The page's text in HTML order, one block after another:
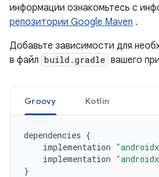
информации ознакомьтесь с
репозитории Google Maven .
Добавьте зависимости для
в файл build.gradle вашего
Groovy Kotlin
dependencies {
implementation
implementation
}